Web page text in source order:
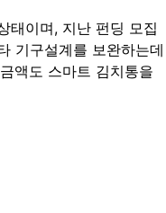
태이며, 지난 펀딩 모집
기구설계를 보완하는데
액도 스마트 김치통을